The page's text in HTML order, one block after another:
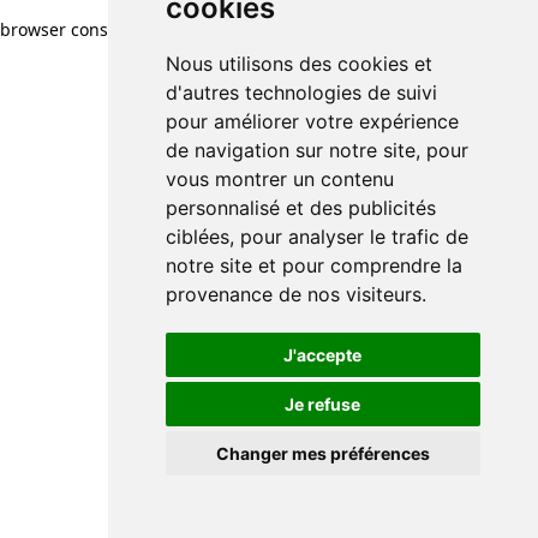
cookies
Nous utilisons des cookies et
d'autres technologies de suivi
pour améliorer votre expérience
de navigation sur notre site, pour
vous montrer un contenu
personnalisé et des publicités
ciblées, pour analyser le trafic de
notre site et pour comprendre la
provenance de nos visiteurs.
J'accepte
Je refuse
Changer mes préférences
browser console for more information)